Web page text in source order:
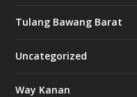
Tulang Bawang Barat
Uncategorized
Way Kanan